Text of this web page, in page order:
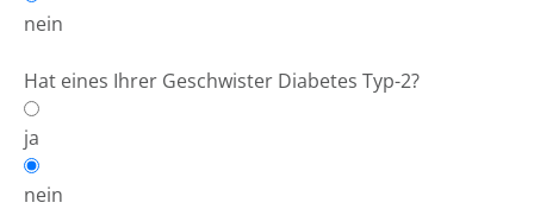
nein
Hat eines Ihrer Geschwister Diabetes Typ-2?
ja
nein